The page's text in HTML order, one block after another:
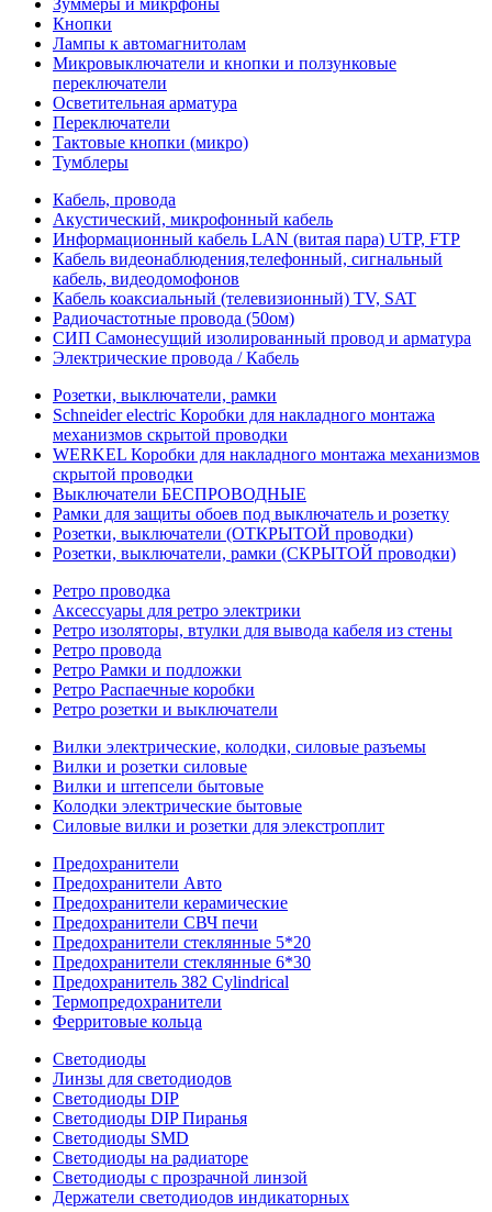
Зуммеры и микрфоны
Кнопки
Лампы к автомагнитолам
Микровыключатели и кнопки и ползунковые
переключатели
Осветительная арматура
Переключатели
Тактовые кнопки (микро)
Тумблеры
Кабель, провода
Акустический, микрофонный кабель
Информационный кабель LAN (витая пара) UTP, FTP
Кабель видеонаблюдения,телефонный, сигнальный
кабель, видеодомофонов
Кабель коаксиальный (телевизионный) TV, SAT
Радиочастотные провода (50ом)
СИП Самонесущий изолированный провод и арматура
Электрические провода / Кабель
Розетки, выключатели, рамки
Schneider electric Коробки для накладного монтажа
механизмов скрытой проводки
WERKEL Коробки для накладного монтажа механизмов
скрытой проводки
Выключатели БЕСПРОВОДНЫЕ
Рамки для защиты обоев под выключатель и розетку
Розетки, выключатели (ОТКРЫТОЙ проводки)
Розетки, выключатели, рамки (СКРЫТОЙ проводки)
Ретро проводка
Аксессуары для ретро электрики
Ретро изоляторы, втулки для вывода кабеля из стены
Ретро провода
Ретро Рамки и подложки
Ретро Распаечные коробки
Ретро розетки и выключатели
Вилки электрические, колодки, силовые разъемы
Вилки и розетки силовые
Вилки и штепсели бытовые
Колодки электрические бытовые
Силовые вилки и розетки для элекстроплит
Предохранители
Предохранители Авто
Предохранители керамические
Предохранители СВЧ печи
Предохранители стеклянные 5*20
Предохранители стеклянные 6*30
Предохранитель 382 Cylindrical
Термопредохранители
Ферритовые кольца
Светодиоды
Линзы для светодиодов
Светодиоды DIP
Светодиоды DIP Пиранья
Светодиоды SMD
Светодиоды на радиаторе
Светодиоды с прозрачной линзой
Держатели светодиодов индикаторных